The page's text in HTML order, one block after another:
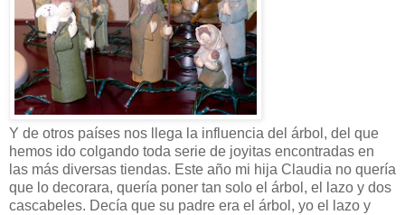
Y de otros países nos llega la influencia del árbol, del que
hemos ido colgando toda serie de joyitas encontradas en
las más diversas tiendas. Este año mi hija Claudia no quería
que lo decorara, quería poner tan solo el árbol, el lazo y dos
cascabeles. Decía que su padre era el árbol, yo el lazo y